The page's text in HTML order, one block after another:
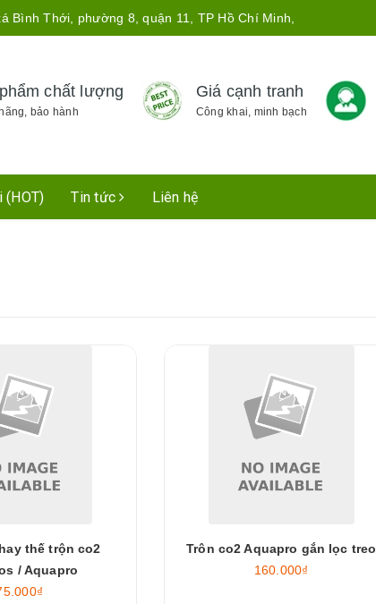
Bình Thới, phường 8, quận 11, TP Hồ Chí Minh,
chất lượng
bảo hành
Giá cạnh tranh
Công khai, minh bạch
(HOT) Tin tức Liên hệ
thế trộn co2
/ Aquapro
Trôn co2 Aquapro gắn lọc treo
160.000₫